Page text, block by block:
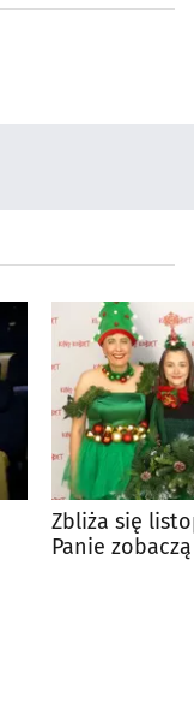
Zbliża się
Panie